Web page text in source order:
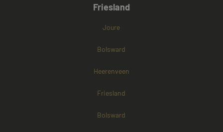
Friesland
Joure
Bolsward
Heerenveen
Friesland
Bolsward